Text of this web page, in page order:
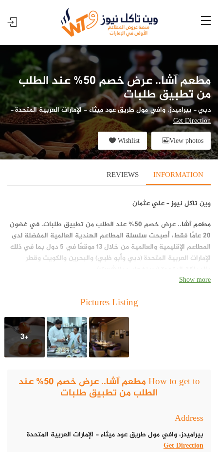
مطعم آشا.. عرض خصم 50% عند الطلب
من تطبيق طلبات
دبي- بيراميدز، وافي مول طريق عود ميثاء - الإمارات العربية المتحدة-
Get Direction
View photos
Wishlist
INFORMATION
REVIEWS
وين تاكل نيوز – علي عثمان
مطعم آشا.. عرض خصم 50% عند الطلب من تطبيق طلبات . في غضون
20 عامًا فقط، أصبحت
سلسلة المطاعم الهندية العالمية المفضلة لدى
المطاعم الإقليمية والعالمية من خلال 13 موقعًا في 5 دول بما في ذلك
الإمارات العربية المتحدة (دبي وأبو ظبي) والبحرين والكويت وقطر
Show more
Pictures Listing
+3
How to get to مطعم آشا.. عرض خصم 50% عند
الطلب من تطبيق طلبات
Address
بيراميدز، وافي مول طريق عود ميثاء - الإمارات العربية المتحدة
Get Direction